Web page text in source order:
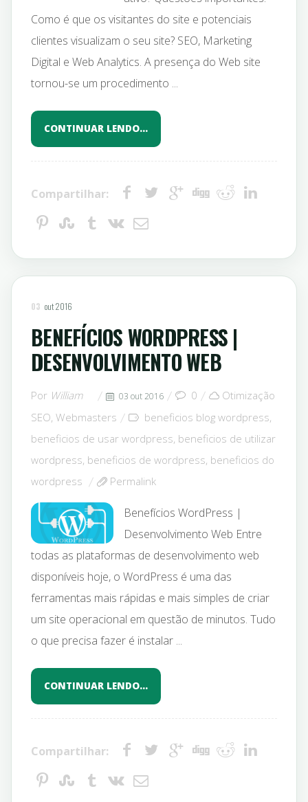
Como é que os visitantes do site e potenciais
clientes visualizam o seu site? SEO, Marketing
Digital e Web Analytics. A presença do Web site
tornou-se um procedimento ...
CONTINUAR LENDO…
Compartilhar:
03 out 2016
BENEFÍCIOS WORDPRESS |
DESENVOLVIMENTO WEB
Por William 03 out 2016 0
Otimização
SEO, Webmasters beneficios blog wordpress,
beneficios de usar wordpress, beneficios de utilizar
wordpress, beneficios de wordpress, beneficios do
wordpress
Permalink
Benefícios WordPress |
Desenvolvimento Web Entre
todas as plataformas de desenvolvimento web
disponíveis hoje, o WordPress é uma das
ferramentas mais rápidas e mais simples de criar
um site operacional em questão de minutos. Tudo
o que precisa fazer é instalar ...
CONTINUAR LENDO…
Compartilhar: